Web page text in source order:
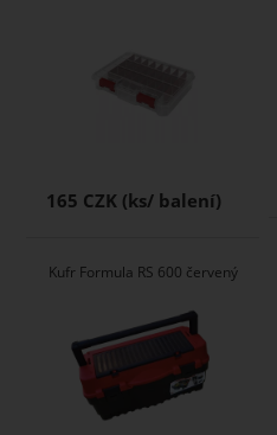
165 CZK
Kufr Formula RS 600 červený